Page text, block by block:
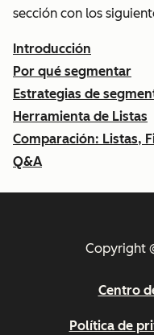
sección con los
Introducción
Por qué segmentar
Estrategias de
Herramienta de Listas
Comparación: Listas,
Q&A
Copyright
Centro
Política de